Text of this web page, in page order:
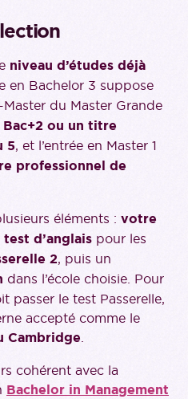
niveau d’études déjà
en Bachelor 3 suppose
Master du Master Grande
Bac+2 ou un titre
5, et l’entrée en Master 1
professionnel de
éléments : votre
test d’anglais pour les
2, puis un
dans l’école choisie. Pour
passer le test Passerelle,
accepté comme le
Cambridge
cohérent avec la
Bachelor in Management